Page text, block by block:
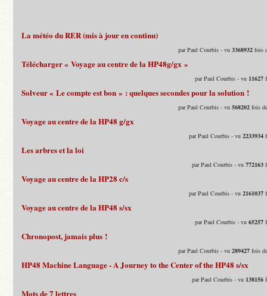
La météo du RER (mis à jour en continu)
par Paul Courbis - vu3368932 fois
Télécharger « Voyage au centre de la HP48g/gx »
par Paul Courbis - vu 11627
Solveur « Le compte est bon » : quelques secondes pour la solution !
par Paul Courbis - vu568202 fois
Voyage au centre de la HP48 g/gx
par Paul Courbis - vu2233934
Les arbres et la loi
par Paul Courbis - vu772163
Voyage au centre de la HP28 c/s
par Paul Courbis - vu2161037
Voyage au centre de la HP48 s/sx
par Paul Courbis - vu65257
Chronopost, jamais plus !
par Paul Courbis - vu289427 fois
HP48 Machine Language - A Journey to the Center of the HP48 s/sx
par Paul Courbis - vu 138156
Mots de 7 lettres